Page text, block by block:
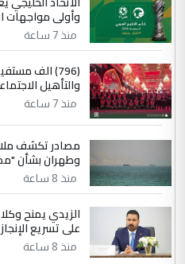
مضجعيك يابن الزنا (نص
سردار
التعليق : واحد من
جنسية الرافد الثالث
ابا فرات ...
الجواهري
مضجعيك يابن الزنا (نص
التعليق : تحياتي لك
دقيق ومسؤول؛
وأولى مواجهات
منذ 7 ساعة
(796) الف
والتأهيل
منذ 7 ساعة
مصادر تكشف
وطهران بشأن
منذ 8 ساعة
الزيدي يمنح
على تسريع الإنجاز
منذ 8 ساعة